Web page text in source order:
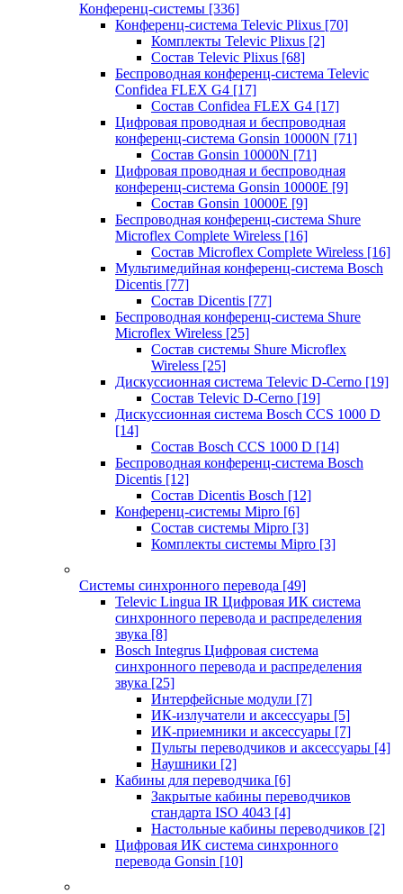
Конференц-системы [336]
Конференц-система Televic Plixus [70]
Комплекты Televic Plixus [2]
Состав Televic Plixus [68]
Беспроводная конференц-система Televic
Confidea FLEX G4 [17]
Состав Confidea FLEX G4 [17]
Цифровая проводная и беспроводная
конференц-система Gonsin 10000N [71]
Состав Gonsin 10000N [71]
Цифровая проводная и беспроводная
конференц-система Gonsin 10000E [9]
Состав Gonsin 10000E [9]
Беспроводная конференц-система Shure
Microflex Complete Wireless [16]
Состав Microflex Complete Wireless [16]
Мультимедийная конференц-система Bosch
Dicentis [77]
Состав Dicentis [77]
Беспроводная конференц-система Shure
Microflex Wireless [25]
Состав системы Shure Microflex
Wireless [25]
Дискуссионная система Televic D-Cerno [19]
Состав Televic D-Cerno [19]
Дискуссионная система Bosch CCS 1000 D
[14]
Состав Bosch CCS 1000 D [14]
Беспроводная конференц-система Bosch
Dicentis [12]
Состав Dicentis Bosch [12]
Конференц-системы Mipro [6]
Состав системы Mipro [3]
Комплекты системы Mipro [3]
Системы синхронного перевода [49]
Televic Lingua IR Цифровая ИК система
синхронного перевода и распределения
звука [8]
Bosch Integrus Цифровая система
синхронного перевода и распределения
звука [25]
Интерфейсные модули [7]
ИК-излучатели и аксессуары [5]
ИК-приемники и аксессуары [7]
Пульты переводчиков и аксессуары [4]
Наушники [2]
Кабины для переводчика [6]
Закрытые кабины переводчиков
стандарта ISO 4043 [4]
Настольные кабины переводчиков [2]
Цифровая ИК система синхронного
перевода Gonsin [10]